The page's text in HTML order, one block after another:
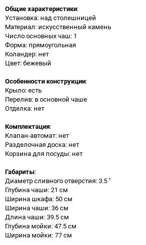
Общие характеристики:
Установка: над столешницей
Материал: искусственный камень
Число основных чаш: 1
Форма: прямоугольная
Коландер: нет
Цвет: бежевый
Особенности конструкции:
Крыло: есть
Перелив: в основной чаше
Отделка: нет
Комплектация:
Клапан-автомат: нет
Разделочная доска: нет
Корзина для посуды: нет
Габариты:
Диаметр сливного отверстия: 3.5 "
Глубина чаши: 21 см
Ширина шкафа: 50 см
Ширина чаши: 36 см
Длина чаши: 39.5 см
Глубина мойки: 47.5 см
Ширина мойки: 77 см